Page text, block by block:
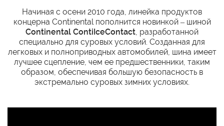
Начиная с осени 2010 года, линейка продуктов
концерна Continental пополнится новинкой – шиной
Continental ContiIceContact, разработанной
специально для суровых условий. Созданная для
легковых и полноприводных автомобилей, шина имеет
лучшее сцепление, чем ее предшественники, таким
образом, обеспечивая большую безопасность в
экстремально суровых зимних условиях.